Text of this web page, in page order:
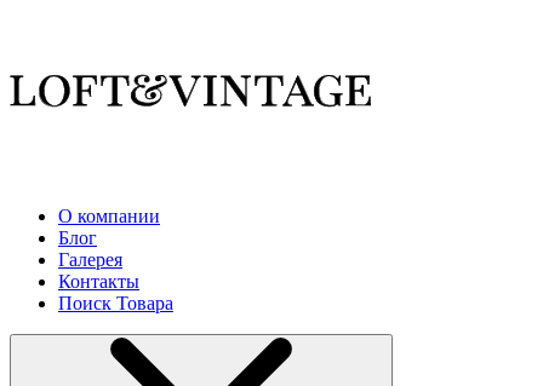
О компании
Блог
Галерея
Контакты
Поиск Товара